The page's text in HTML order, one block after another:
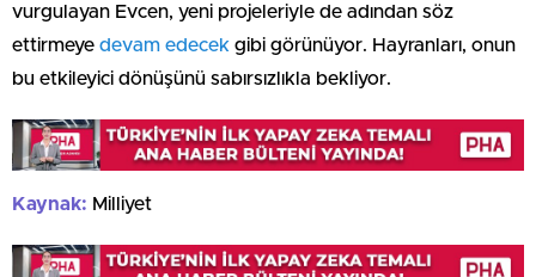
vurgulayan Evcen, yeni projeleriyle de adından söz
ettirmeye devam edecek gibi görünüyor. Hayranları, onun
bu etkileyici dönüşünü sabırsızlıkla bekliyor.
Kaynak: Milliyet